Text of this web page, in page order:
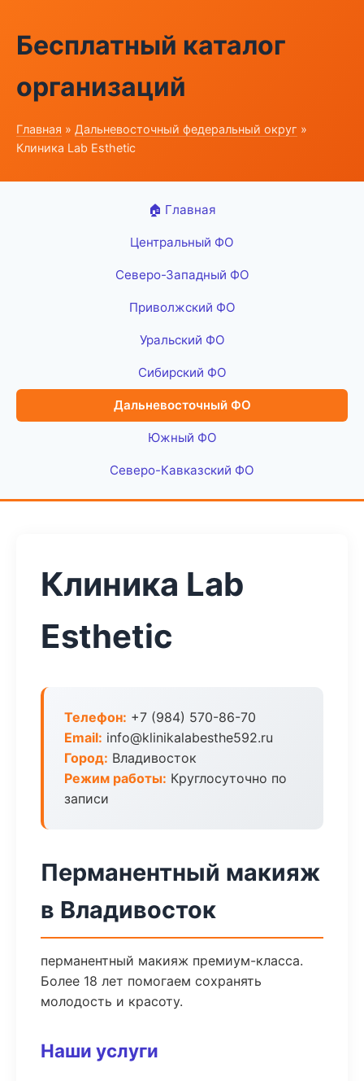
Бесплатный каталог
организаций
Главная » Дальневосточный федеральный округ »
Клиника Lab Esthetic
🏠 Главная
Центральный ФО
Северо-Западный ФО
Приволжский ФО
Уральский ФО
Сибирский ФО
Дальневосточный ФО
Южный ФО
Северо-Кавказский ФО
Клиника Lab
Esthetic
Телефон: +7 (984) 570-86-70
Email: info@klinikalabesthe592.ru
Город: Владивосток
Режим работы: Круглосуточно по
записи
Перманентный макияж
в Владивосток
перманентный макияж премиум-класса.
Более 18 лет помогаем сохранять
молодость и красоту.
Наши услуги